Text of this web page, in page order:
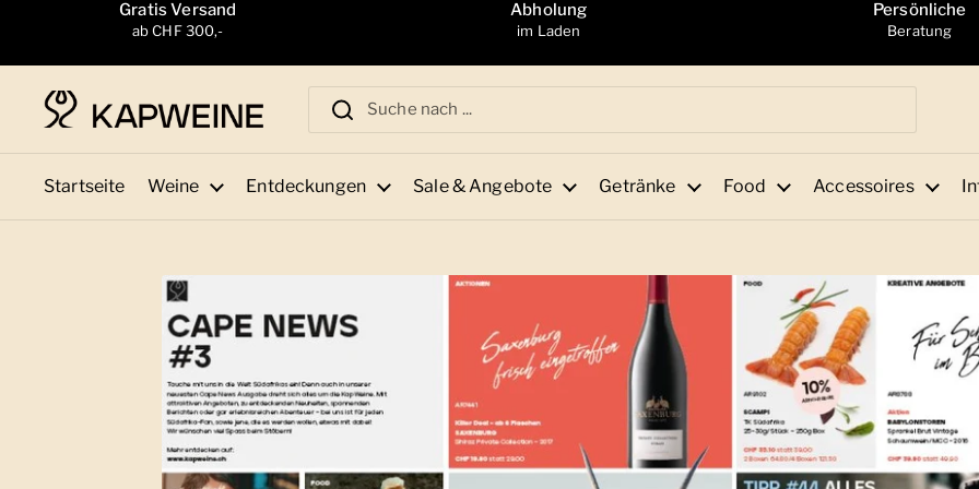
Zum Inhalt springenGratis Versand
ab CHF 300,-
Abholung
im Laden
Persönliche
Beratung
Startseite Weine Entdeckungen Sale & Angebote Getränke Food Accessoires